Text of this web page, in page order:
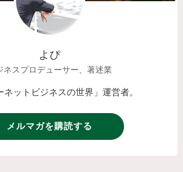
よぴ
ネスプロデューサー、著述業
ットビジネスの世界」運営者。
メルマガを購読する